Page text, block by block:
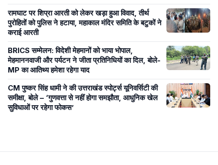
रामघाट पर शिप्रा आरती को लेकर खड़ा हुआ विवाद, तीर्थ
पुरोहितों को पुलिस ने हटाया, महाकाल मंदिर समिति के बटुकों ने
कराई आरती
BRICS सम्मेलन: विदेशी मेहमानों को भाया भोपाल,
मेहमाननवाजी और पर्यटन ने जीता प्रतिनिधियों का दिल, बोले-
MP का आतिथ्य हमेशा रहेगा याद
CM पुष्कर सिंह धामी ने की उत्तराखंड स्पोर्ट्स यूनिवर्सिटी की
समीक्षा, बोले – ‘गुणवत्ता से नहीं होगा समझौता, आधुनिक खेल
सुविधाओं पर रहेगा फोकस’